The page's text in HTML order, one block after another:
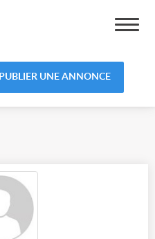
PUBLIER UNE ANNONCE